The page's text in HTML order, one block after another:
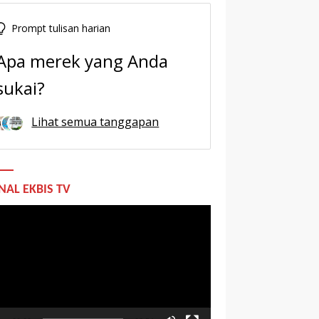
Prompt tulisan harian
merek yang Anda
Lihat semua tanggapan
EKBIS TV